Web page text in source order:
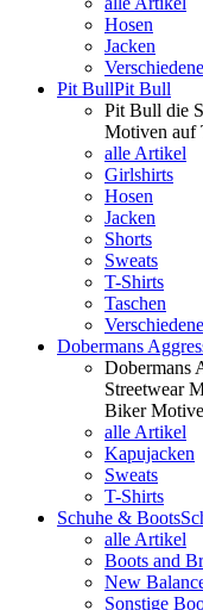
Hosen
Jacken
Pit BullPit Bull
Pit Bull die
Motiven auf
alle Artikel
Girlshirts
Hosen
Jacken
Shorts
Sweats
T-Shirts
Taschen
Dobermans
Dobermans
Streetwear
Biker
alle Artikel
Kapujacken
Sweats
T-Shirts
Schuhe & Boots
alle Artikel
Boots and
New
Sonstige